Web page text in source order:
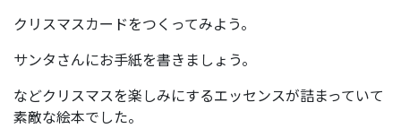
クリスマスカードをつくってみよう。
サンタさんにお手紙を書きましょう。
などクリスマスを楽しみにするエッセンスが詰まっていて
素敵な絵本でした。